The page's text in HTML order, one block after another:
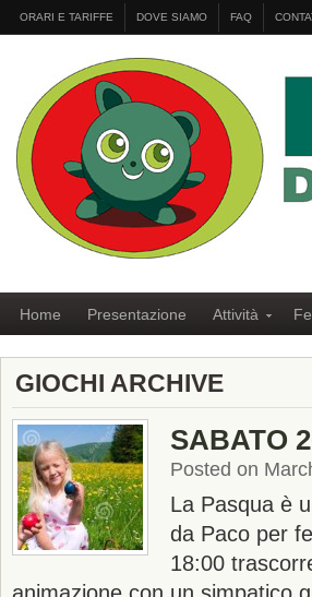
ORARI E TARIFFE DOVE SIAMO FAQ
Home Presentazione Attività
GIOCHI ARCHIVE
SABATO
Posted on
La Pasqua è
da Paco per
18:00